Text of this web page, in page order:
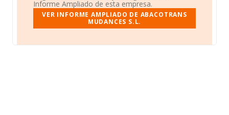
Informe Ampliado de esta empresa.
VER INFORME AMPLIADO DE ABACOTRANS
MUDANCES S.L.